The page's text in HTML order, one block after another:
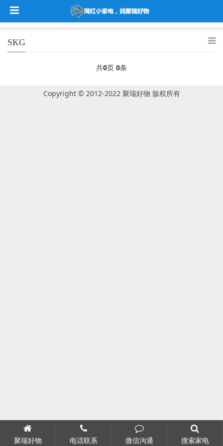
SKG
共0页 0条
Copyright © 2012-2022 聚瑞好物 版权所有
聚瑞好物 电话联系 微信沟通 搜索家电